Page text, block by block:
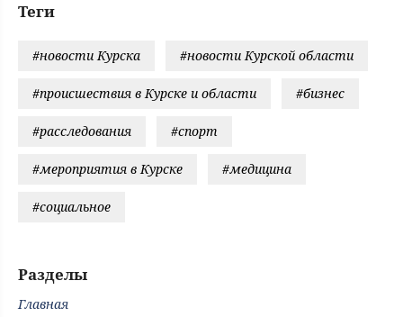
Теги
#новости Курска #новости Курской области
#происшествия в Курске и области #бизнес
#расследования #спорт
#мероприятия в Курске #медицина
#социальное
Разделы
Главная